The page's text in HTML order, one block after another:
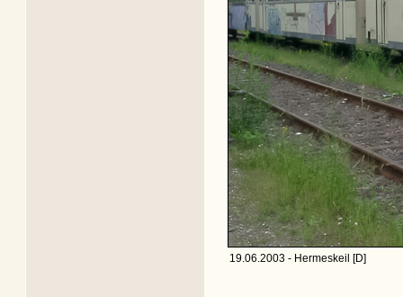
19.06.2003 - Hermeskeil [D]